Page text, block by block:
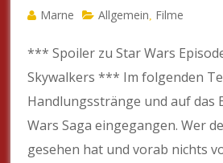
Marne Allgemein Filme
*** Spoiler zu Star Wars
Skywalkers *** Im folgenden
Handlungsstränge und auf das
Wars Saga eingegangen. Wer
gesehen hat und vorab nichts